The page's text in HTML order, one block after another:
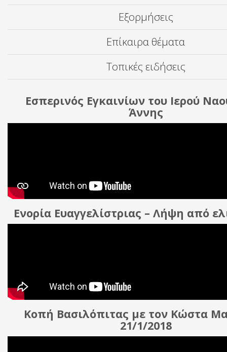
Εξορμήσεις
Επίκαιρα θέματα
Τοπικές ειδήσεις
Εσπερινός Εγκαινίων του Ιερού
Άννης
Ενορία Ευαγγελίστριας – Λήψη από
Κοπή Βασιλόπιτας με τον Κώστα
21/1/2018